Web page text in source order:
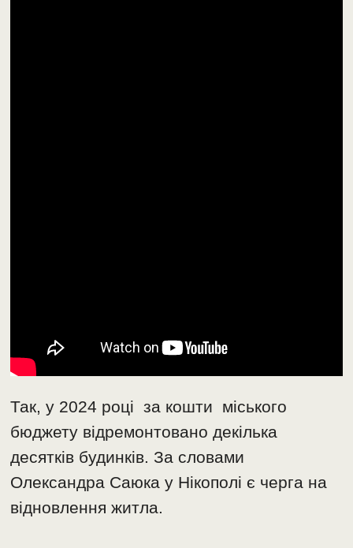
Так, у 2024 році за кошти міського
бюджету відремонтовано декілька
десятків будинків. За словами
Олександра Саюка у Нікополі є черга на
відновлення житла.